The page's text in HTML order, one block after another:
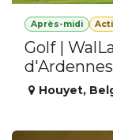
Après-midi
Golf |
d'Ardennes
Houyet,